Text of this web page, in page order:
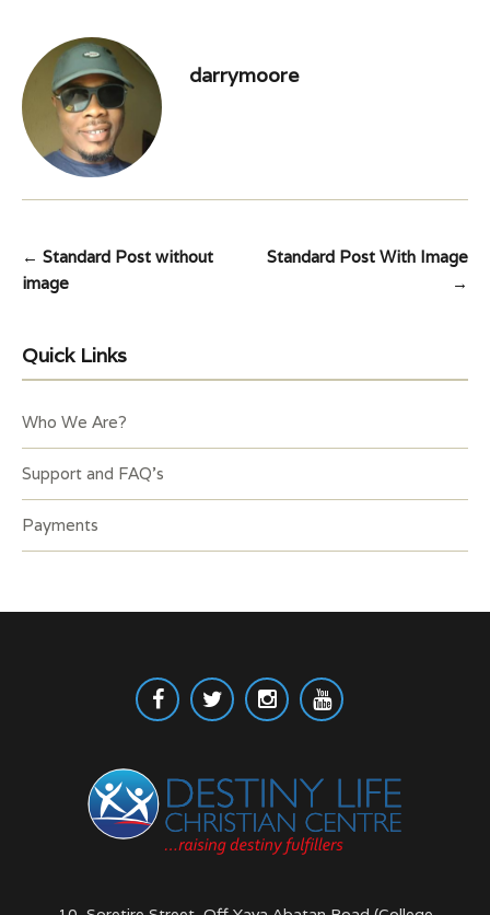
darrymoore
Post
navigation
← Standard Post without
image
Standard Post With Image
→
Quick Links
Who We Are?
Support and FAQ’s
Payments